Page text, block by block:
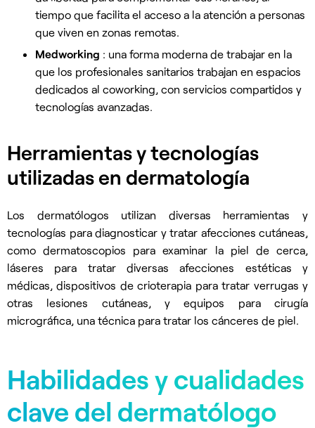
tiempo que facilita el acceso a la atención a personas
que viven en zonas remotas.
Medworking : una forma moderna de trabajar en la
que los profesionales sanitarios trabajan en espacios
dedicados al coworking, con servicios compartidos y
tecnologías avanzadas.
Herramientas y tecnologías
utilizadas en dermatología
Los dermatólogos utilizan diversas herramientas y
tecnologías para diagnosticar y tratar afecciones cutáneas,
como dermatoscopios para examinar la piel de cerca,
láseres para tratar diversas afecciones estéticas y
médicas, dispositivos de crioterapia para tratar verrugas y
otras lesiones cutáneas, y equipos para cirugía
micrográfica, una técnica para tratar los cánceres de piel.
Habilidades y cualidades
clave del dermatólogo